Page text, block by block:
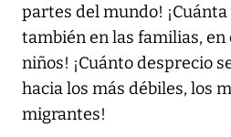
partes del mundo!
también en las familias,
niños! ¡Cuánto desprecio
hacia los más débiles, los
migrantes!